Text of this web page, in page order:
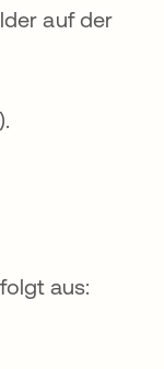
auf der
aus: